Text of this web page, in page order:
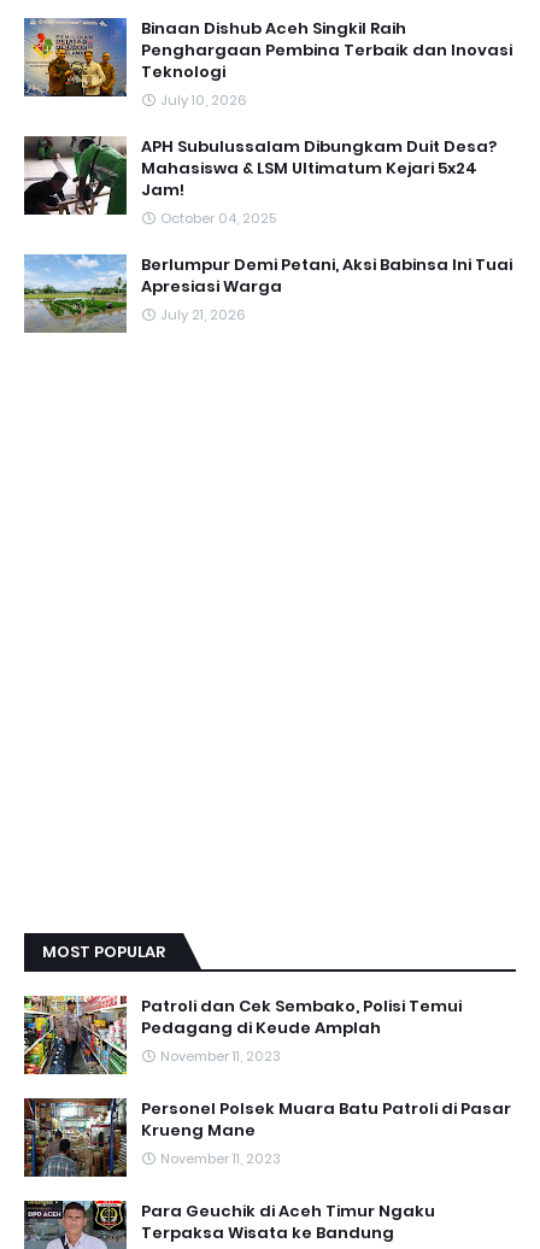
Binaan Dishub Aceh Singkil Raih
Penghargaan Pembina Terbaik dan Inovasi
Teknologi
July 10, 2026
APH Subulussalam Dibungkam Duit Desa?
Mahasiswa & LSM Ultimatum Kejari 5x24
Jam!
October 04, 2025
Berlumpur Demi Petani, Aksi Babinsa Ini Tuai
Apresiasi Warga
July 21, 2026
MOST POPULAR
Patroli dan Cek Sembako, Polisi Temui
Pedagang di Keude Amplah
November 11, 2023
Personel Polsek Muara Batu Patroli di Pasar
Krueng Mane
November 11, 2023
Para Geuchik di Aceh Timur Ngaku
Terpaksa Wisata ke Bandung